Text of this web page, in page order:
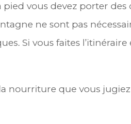
vous devez porter
ne sont pas
Si vous faites
la nourriture que vous